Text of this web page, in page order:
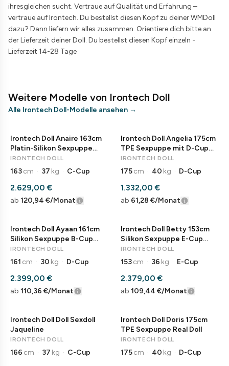
ihresgleichen sucht. Vertraue auf Qualität und Erfahrung –
vertraue auf Irontech. Du bestellst diesen Kopf zu deiner WMDoll
dazu? Dann liefern wir alles zusammen. Orientiere dich bitte an
der Lieferzeit deiner Doll. Du bestellst diesen Kopf einzeln -
Lieferzeit 14-28 Tage
Weitere Modelle von Irontech Doll
Alle Irontech Doll-Modelle ansehen →
Irontech Doll Anaire 163cm
Platin-Silikon Sexpuppe
Anime Elfe
IRONTECH DOLL
163cm · 37 kg · C-Cup
2.629,00 €
ab 120,94 €/Monat
Irontech Doll Angelia 175cm
TPE Sexpuppe mit D-Cup
Real Doll
IRONTECH DOLL
175cm · 40 kg · D-Cup
1.332,00 €
ab 61,28 €/Monat
Irontech Doll Ayaan 161cm
Silikon Sexpuppe B-Cup
Liebespuppe
IRONTECH DOLL
161 cm · 30 kg · D-Cup
2.399,00 €
ab 110,36 €/Monat
Irontech Doll Betty 153cm
Silikon Sexpuppe E-Cup
Liebespuppe
IRONTECH DOLL
153cm · 36 kg · E-Cup
2.379,00 €
ab 109,44 €/Monat
Irontech Doll Doll Sexdoll
Jaqueline
IRONTECH DOLL
166 cm · 37 kg · C-Cup
Irontech Doll Doris 175cm
TPE Sexpuppe Real Doll
IRONTECH DOLL
175cm · 40 kg · D-Cup